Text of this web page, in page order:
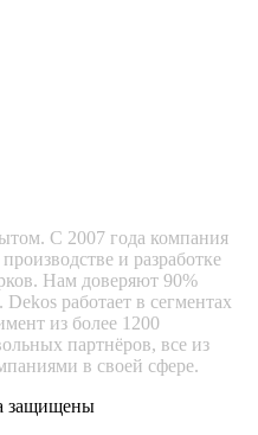
С 2007 года компания
и разработке
Нам доверяют 90%
работает в сегментах
из более 1200
партнёров, все из
в своей сфере.
защищены